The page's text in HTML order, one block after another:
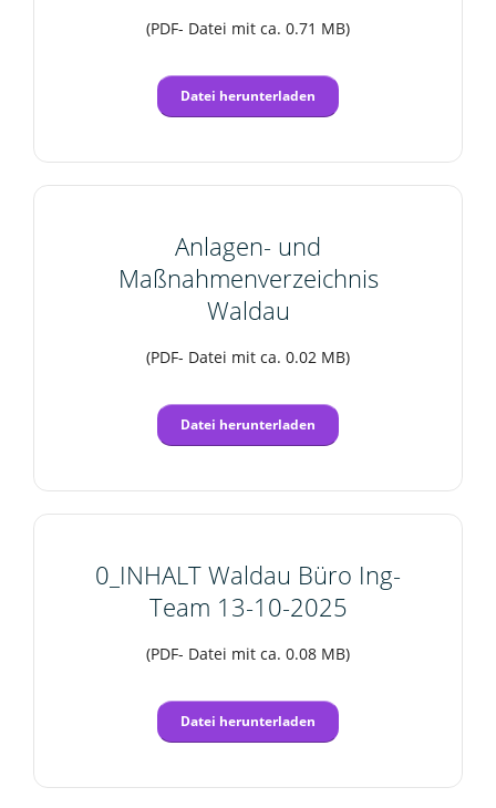
(PDF- Datei mit ca. 0.71 MB)
Datei herunterladen
Anlagen- und
Maßnahmenverzeichnis
Waldau
(PDF- Datei mit ca. 0.02 MB)
Datei herunterladen
0_INHALT Waldau Büro Ing-
Team 13-10-2025
(PDF- Datei mit ca. 0.08 MB)
Datei herunterladen